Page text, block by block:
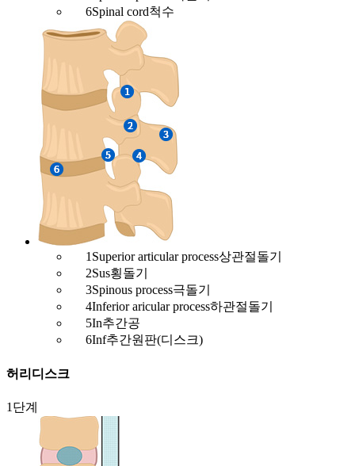
6Spinal cord척수
1 Superior articular process상관절돌기
2Sus횡돌기
3Spinous process극돌기
4Inferior aricular process하관절돌기
5In추간공
6Inf추간원판(디스크)
허리디스크
1단계